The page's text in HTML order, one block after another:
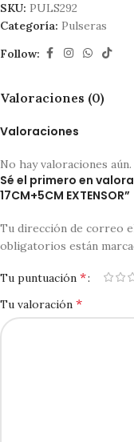
SKU: PULS292
Categoría: Pulseras
Follow:
Valoraciones (0)
Valoraciones
No hay valoraciones aún.
Sé el primero en valorar
17CM+5CM EXTENSOR”
Tu dirección de correo
obligatorios están
Tu puntuación *
Tu valoración *